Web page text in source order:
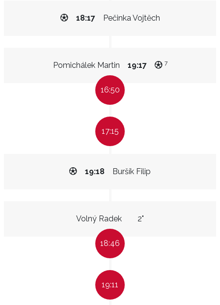
Pečinka Vojtěch
18:17
Pomichálek Martin 19:17 7
16:50
17:15
Buršík Filip
19:18
Volný Radek 2"
18:46
19:11